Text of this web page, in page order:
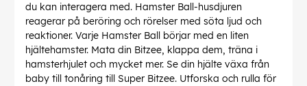
du kan interagera med. Hamster Ball-husdjuren
reagerar på beröring och rörelser med söta ljud och
reaktioner. Varje Hamster Ball börjar med en liten
hjältehamster. Mata din Bitzee, klappa dem, träna i
hamsterhjulet och mycket mer. Se din hjälte växa från
baby till tonåring till Super Bitzee. Utforska och rulla för